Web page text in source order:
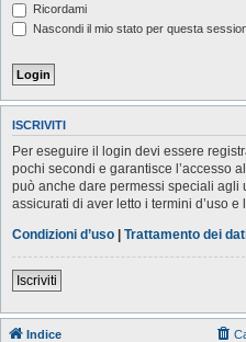
Ricordami
Nascondi il mio stato per questa
ISCRIVITI
Per eseguire il login devi essere
pochi secondi e garantisce l’accesso
può anche dare permessi speciali agli
assicurati di aver letto i termini d’uso e
Condizioni d’uso | Trattamento dei
Iscriviti
Indice